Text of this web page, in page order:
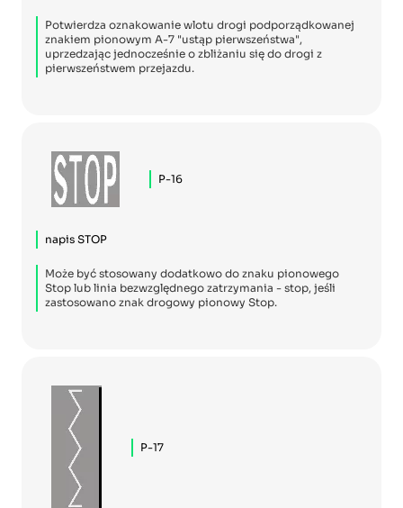
Potwierdza oznakowanie wlotu drogi podporządkowanej
znakiem pionowym A-7 "ustąp pierwszeństwa",
uprzedzając jednocześnie o zbliżaniu się do drogi z
pierwszeństwem przejazdu.
P-16
napis STOP
Może być stosowany dodatkowo do znaku pionowego
Stop lub linia bezwzględnego zatrzymania - stop, jeśli
zastosowano znak drogowy pionowy Stop.
P-17